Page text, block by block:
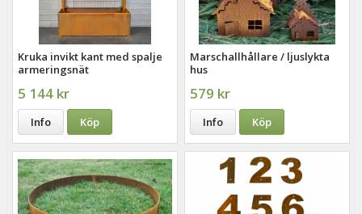
Kruka invikt kant med spalje
armeringsnät
5 144 kr
Info Köp
Marschallhållare / ljuslykta
hus
579 kr
Info Köp